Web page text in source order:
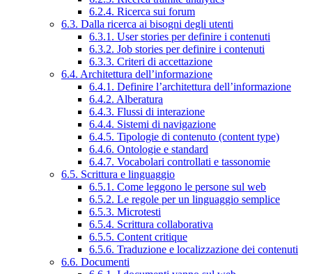
6.2.4. Ricerca sui forum
6.3. Dalla ricerca ai bisogni degli utenti
6.3.1. User stories per definire i contenuti
6.3.2. Job stories per definire i contenuti
6.3.3. Criteri di accettazione
6.4. Architettura dell’informazione
6.4.1. Definire l’architettura dell’informazione
6.4.2. Alberatura
6.4.3. Flussi di interazione
6.4.4. Sistemi di navigazione
6.4.5. Tipologie di contenuto (content type)
6.4.6. Ontologie e standard
6.4.7. Vocabolari controllati e tassonomie
6.5. Scrittura e linguaggio
6.5.1. Come leggono le persone sul web
6.5.2. Le regole per un linguaggio semplice
6.5.3. Microtesti
6.5.4. Scrittura collaborativa
6.5.5. Content critique
6.5.6. Traduzione e localizzazione dei contenuti
6.6. Documenti